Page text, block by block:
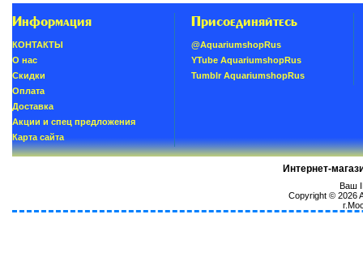
Информация
КОНТАКТЫ
О нас
Скидки
Oплатa
Доставка
Акции и спец предложения
Карта сайта
Присоединяйтесь
@AquariumshopRus
YTube AquariumshopRus
Tumblr AquariumshopRus
Интернет-
Ваш
Copyright © 2026